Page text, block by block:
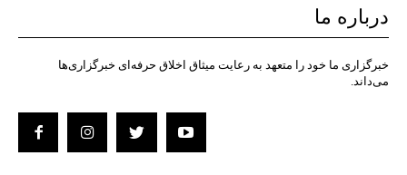
درباره ما
خبرگزاری ما خود را متعهد به رعایت میثاق اخلاق حرفه‌ای خبرگزاری‌ها
می‌داند.